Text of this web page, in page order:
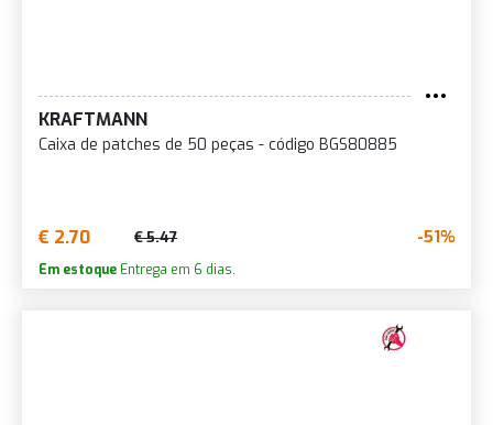
KRAFTMANN
Caixa de patches de 50 peças - código BGS80885
€ 2.70 € 5.47 -51%
Em estoque Entrega em 6 dias.